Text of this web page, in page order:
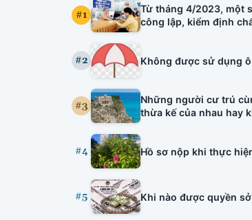
#1
Từ tháng 4/2023, một
công lập, kiểm định
#2 Không được sử dụng
#3
Những người cư trú
thừa kế của nhau hay
#4 Hồ sơ nộp khi thực
#5 Khi nào được quyền